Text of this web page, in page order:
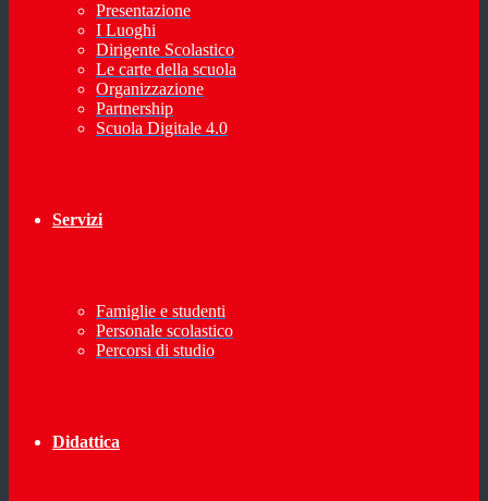
Presentazione
I Luoghi
Dirigente Scolastico
Le carte della scuola
Organizzazione
Partnership
Scuola Digitale 4.0
Servizi
Famiglie e studenti
Personale scolastico
Percorsi di studio
Didattica